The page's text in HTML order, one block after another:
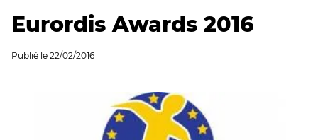
Eurordis Awards 2016
Publié le 22/02/2016